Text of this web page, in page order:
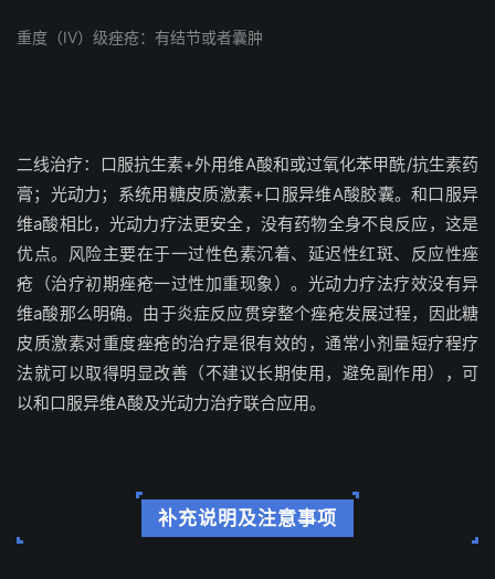
重度（IV）级痤疮：有结节或者囊肿
二线治疗：口服抗生素+外用维A酸和或过氧化苯甲酰/抗生素药
膏；光动力；系统用糖皮质激素+口服异维A酸胶囊。和口服异
维a酸相比，光动力疗法更安全，没有药物全身不良反应，这是
优点。风险主要在于一过性色素沉着、延迟性红斑、反应性痤
疮（治疗初期痤疮一过性加重现象）。光动力疗法疗效没有异
维a酸那么明确。由于炎症反应贯穿整个痤疮发展过程，因此糖
皮质激素对重度痤疮的治疗是很有效的，通常小剂量短疗程疗
法就可以取得明显改善（不建议长期使用，避免副作用），可
以和口服异维A酸及光动力治疗联合应用。
补充说明及注意事项